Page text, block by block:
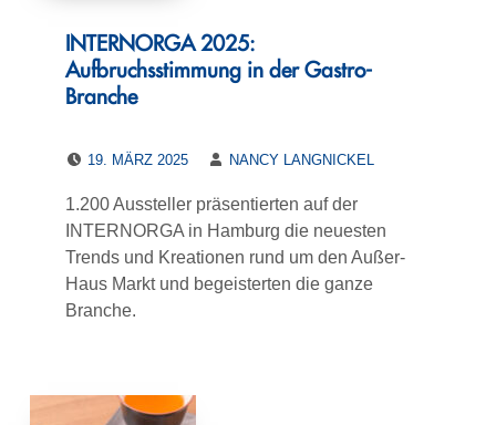
INTERNORGA 2025:
Aufbruchsstimmung in der Gastro-
Branche
POSTED ON:
19. MÄRZ 2025
NANCY LANGNICKEL
1.200 Aussteller präsentierten auf der
INTERNORGA in Hamburg die neuesten
Trends und Kreationen rund um den Außer-
Haus Markt und begeisterten die ganze
Branche.